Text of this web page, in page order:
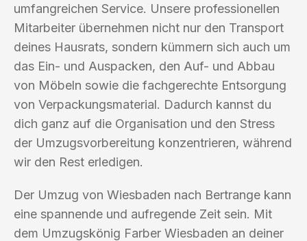
umfangreichen Service. Unsere professionellen
Mitarbeiter übernehmen nicht nur den Transport
deines Hausrats, sondern kümmern sich auch um
das Ein- und Auspacken, den Auf- und Abbau
von Möbeln sowie die fachgerechte Entsorgung
von Verpackungsmaterial. Dadurch kannst du
dich ganz auf die Organisation und den Stress
der Umzugsvorbereitung konzentrieren, während
wir den Rest erledigen.
Der Umzug von Wiesbaden nach Bertrange kann
eine spannende und aufregende Zeit sein. Mit
dem Umzugskönig Farber Wiesbaden an deiner